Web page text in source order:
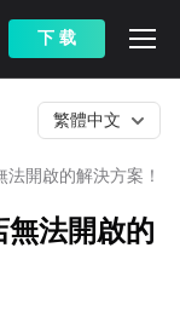
下 载
開啟的解決方案！
繁體中文
法開啟的